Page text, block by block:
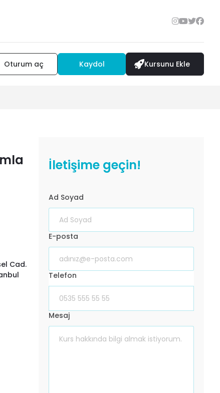
Oturum aç Kaydol Kursunu Ekle
Cad.
İletişime geçin!
Ad Soyad
E-posta
Telefon
Mesaj